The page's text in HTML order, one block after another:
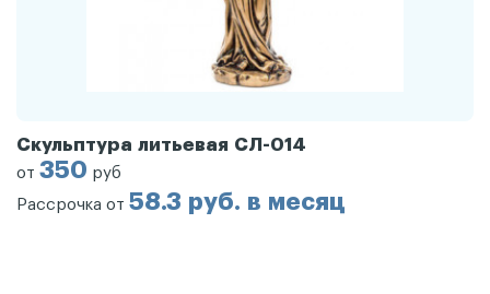
Скульптура литьевая СЛ-014
от 350 руб
Рассрочка от 58.3 руб. в месяц